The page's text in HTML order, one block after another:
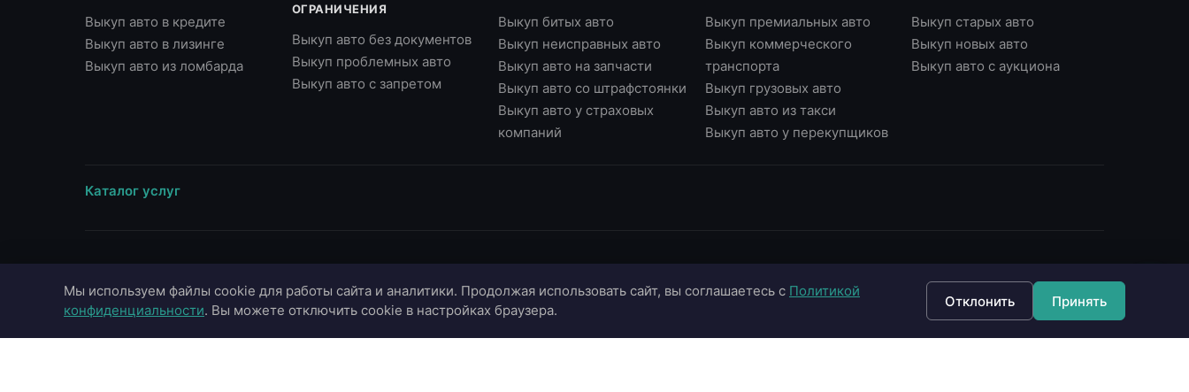
Выкуп авто в кредите
Выкуп авто в лизинге
Выкуп авто из ломбарда
ОГРАНИЧЕНИЯ
Выкуп авто без документов
Выкуп проблемных авто
Выкуп авто с запретом
Выкуп битых авто
Выкуп неисправных авто
Выкуп авто на запчасти
Выкуп авто со штрафстоянки
Выкуп авто у страховых
компаний
Выкуп премиальных авто
Выкуп коммерческого
транспорта
Выкуп грузовых авто
Выкуп авто из такси
Выкуп авто у перекупщиков
Выкуп старых авто
Выкуп новых авто
Выкуп авто с аукциона
Каталог услуг
Москва
Московская область
Toyota
О компании
Портфолио
Страхование ОСАГО
+7 (495) 790-87-43
+7 (903) 790-87-43
Мы используем файлы cookie для работы сайта и аналитики. Продолжая использовать сайт, вы соглашаетесь с Политикой
конфиденциальности. Вы можете отключить cookie в настройках браузера.
Отклонить Принять